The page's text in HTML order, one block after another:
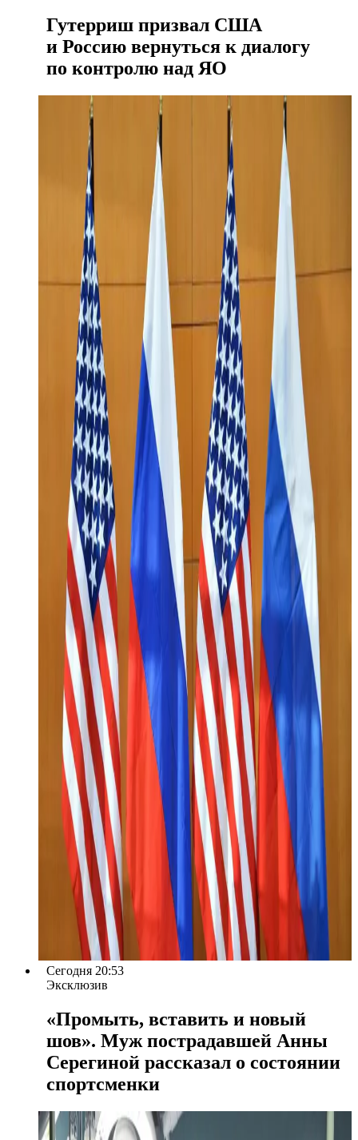
Гутерриш призвал США
и Россию вернуться к диалогу
по контролю над ЯО
Сегодня 20:53
Эксклюзив
«Промыть, вставить и новый
шов». Муж пострадавшей Анны
Серегиной рассказал о состоянии
спортсменки